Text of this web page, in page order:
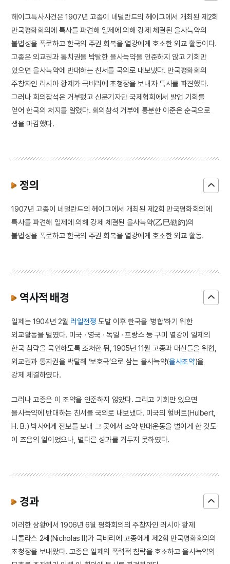
헤이그특사사건은 1907년 고종이 네덜란드의 헤이그에서 개최된 제2회
만국평화회의에 특사를 파견해 일제에 의해 강제 체결된 을사늑약의
불법성을 폭로하고 한국의 주권 회복을 열강에게 호소한 외교 활동이다.
고종은 외교권과 통치권을 박탈한 을사늑약을 인준하지 않고 기회만
있으면 을사늑약에 반대하는 친서를 국외로 내보냈다. 만국평화회의
주창자인 러시아 황제가 극비리에 초청장을 보내자 특사를 파견했다.
그러나 회의참석은 거부됐고 신문기자단 국제협회에서 발언 기회를
얻어 한국의 처지를 알렸다. 회의참석 거부에 통분한 이준은 순국으로
생을 마감했다.
정의
1907년 고종이 네덜란드의 헤이그에서 개최된 제2회 만국평화회의에
특사를 파견해 일제에 의해 강제 체결된 을사늑약(乙巳勒約)의
불법성을 폭로하고 한국의 주권 회복을 열강에게 호소한 외교 활동.
역사적 배경
일제는 1904년 2월 러일전쟁 도발 이후 한국을 ‘병합’하기 위한
외교활동을 벌였다. 미국 · 영국 · 독일 · 프랑스 등 구미 열강이 일제의
한국 침략을 묵인하도록 조처한 뒤, 1905년 11월 고종과 대신들을 위협,
외교권과 통치권을 박탈해 ‘보호국’으로 삼는 을사늑약(을사조약)을
강제 체결하였다.
그러나 고종은 이 조약을 인준하지 않았다. 그리고 기회만 있으면
을사늑약에 반대하는 친서를 국외로 내보냈다. 미국의 헐버트(Hulbert,
H. B.) 박사에게 전보를 보내 그 곳에서 조약 반대운동을 벌이게 한 것도
이 즈음의 일이었으나, 별다른 성과를 거두지 못하였다.
경과
이러한 상황에서 1906년 6월 평화회의의 주창자인 러시아 황제
니콜라스 2세(Nicholas Ⅱ)가 극비리에 고종에게 제2회 만국평화회의의
초청장을 보내왔다. 고종은 일제의 폭력적 침략을 호소하고 을사늑약의